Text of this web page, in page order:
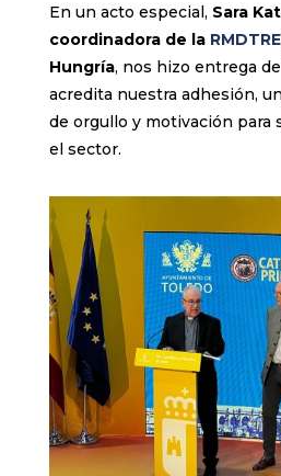
En un acto especial, Sara
coordinadora de la RMDTRE
Hungría, nos hizo entrega
acredita nuestra adhesión,
de orgullo y motivación para
el sector.